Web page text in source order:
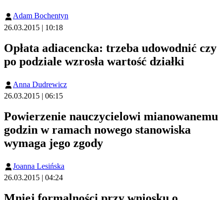
Adam Bochentyn
26.03.2015 | 10:18
Opłata adiacencka: trzeba udowodnić czy
po podziale wzrosła wartość działki
Anna Dudrewicz
26.03.2015 | 06:15
Powierzenie nauczycielowi mianowanemu
godzin w ramach nowego stanowiska
wymaga jego zgody
Joanna Lesińska
26.03.2015 | 04:24